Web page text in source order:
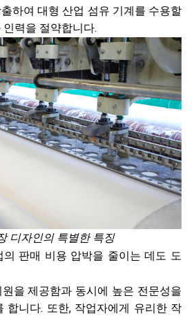
하여 대형 산업 섬유 기계를 수용할
력을 절약합니다.
디자인의 특별한 특징
판매 비용 압박을 줄이는 데도 도
을 제공함과 동시에 높은 전문성을
합니다. 또한, 작업자에게 유리한 작